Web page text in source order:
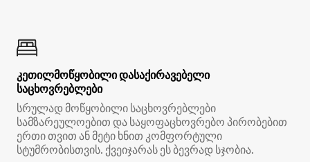
კეთილმოწყობილი დასაქირავებელი
საცხოვრებლები
სრულად მოწყობილი საცხოვრებლები
სამზარეულოებით და საყოფაცხოვრებო პირობებით
ერთი თვით ან მეტი ხნით კომფორტული
სტუმრობისთვის. ქვეიჯარას ეს ბევრად სჯობია.